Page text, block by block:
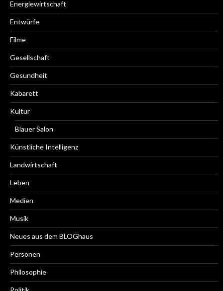
Energiewirtschaft
Entwürfe
Filme
Gesellschaft
Gesundheit
Kabarett
Kultur
Blauer Salon
Künstliche Intelligenz
Landwirtschaft
Leben
Medien
Musik
Neues aus dem BLOGhaus
Personen
Philosophie